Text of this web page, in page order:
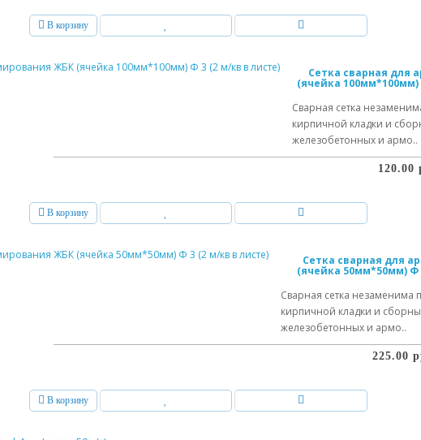
В корзину
Сетка сварная для
(ячейка
Сварная сетка
кирпичной кладки и
железобетонных и армо..
120.00
В корзину
Сетка сварная для
(ячейка 50мм*50мм) Ф
Сварная сетка
кирпичной кладки и
железобетонных и армо..
225.00
В корзину